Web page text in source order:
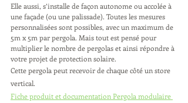
Elle aussi, s’installe de façon autonome ou accolée à
une façade (ou une palissade). Toutes les mesures
personnalisées sont possibles, avec un maximum de
5m x 5m par pergola. Mais tout est pensé pour
multiplier le nombre de pergolas et ainsi répondre à
votre projet de protection solaire.
Cette pergola peut recevoir de chaque côté un store
vertical.
Fiche produit et documentation Pergola modulaire